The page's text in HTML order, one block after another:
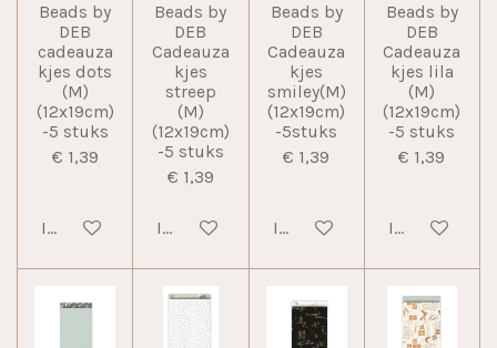
Beads by
DEB
cadeauza
kjes dots
(M)
(12x19cm)
-5 stuks
€ 1,39
In winkelwagen
Beads by
DEB
Cadeauza
kjes
streep
(M)
(12x19cm)
-5 stuks
€ 1,39
In winkelwagen
Beads by
DEB
Cadeauza
kjes
smiley(M)
(12x19cm)
-5stuks
€ 1,39
In winkelwagen
Beads by
DEB
Cadeauza
kjes lila
(M)
(12x19cm)
-5 stuks
€ 1,39
In